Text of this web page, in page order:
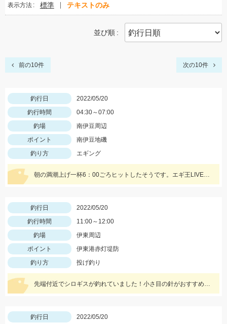
表示方法 標準 テキストのみ
並び順
前の10件 次の10件
釣行日
2022/05/20
釣行時間
04:30～07:00
釣場
南伊豆周辺
ポイント
南伊豆地磯
釣り方
エギング
朝の満潮上げ一杯6：00ごろヒットしたそうです。エギ王LIVEシャロー3.5号ムラムラチェリーを使用。情報提供ありがとうございます！
釣行日
2022/05/20
釣行時間
11:00～12:00
釣場
伊東周辺
ポイント
伊東港赤灯堤防
釣り方
投げ釣り
先端付近でシロギスが釣れていました！小さ目の針がおすすめです。
釣行日
2022/05/20